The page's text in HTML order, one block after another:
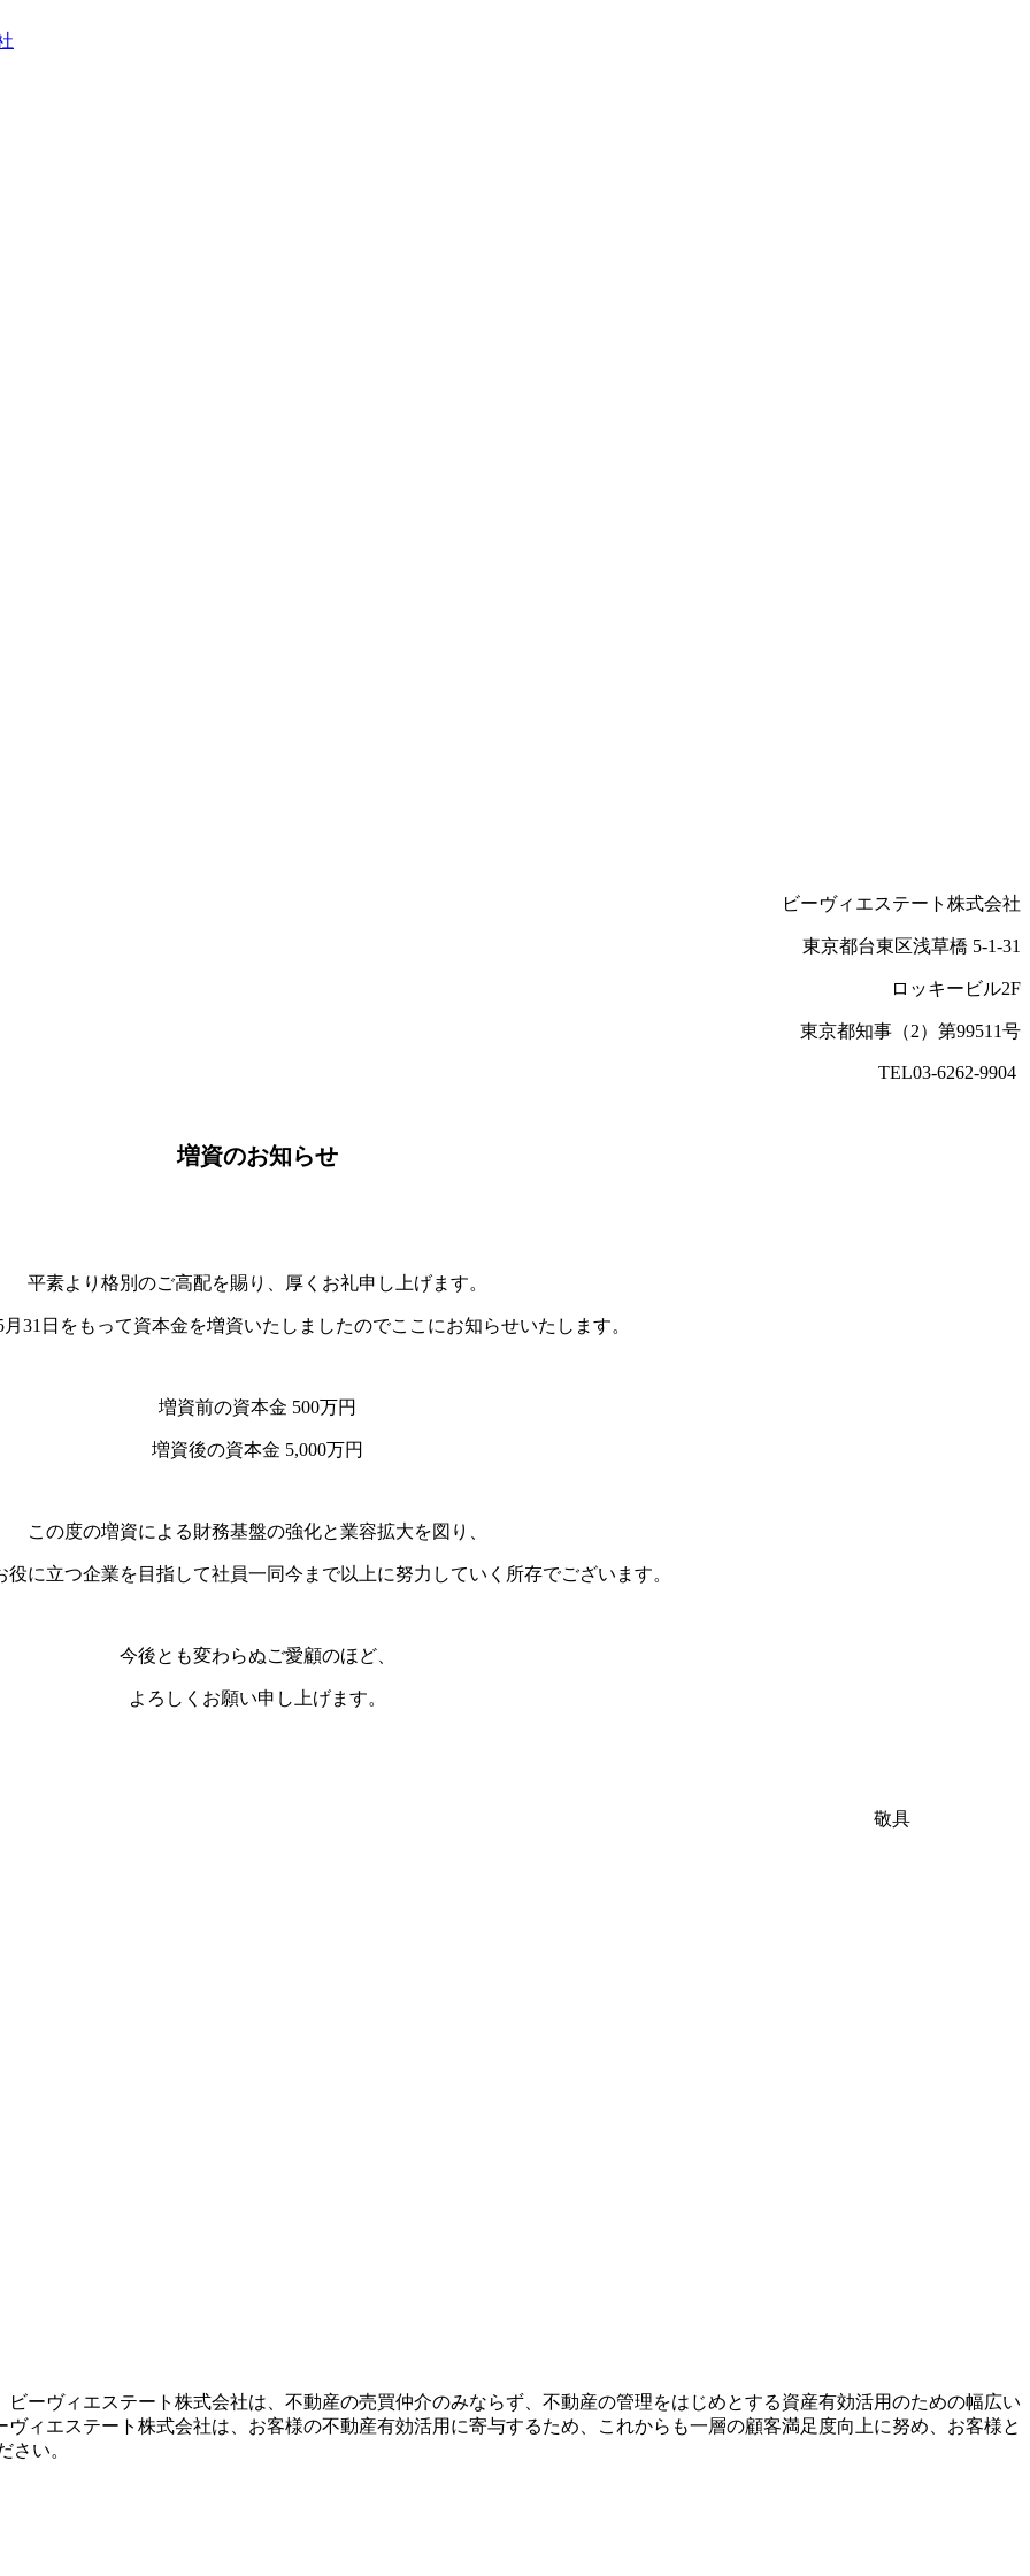
ビーヴィエステート株式会社
東京都台東区浅草橋 5-1-31
ロッキービル2F
東京都知事（2）第99511号
TEL03-6262-9904
増資のお知らせ
平素より格別のご高配を賜り、厚くお礼申し上げます。
月31日をもって資本金を増資いたしましたのでここにお知らせいたします。
増資前の資本金 500万円
増資後の資本金 5,000万円
この度の増資による財務基盤の強化と業容拡大を図り、
役に立つ企業を目指して社員一同今まで以上に努力していく所存でございます。
今後とも変わらぬご愛顧のほど、
よろしくお願い申し上げます。
敬具
ーヴィエステート株式会社は、不動産の売買仲介のみならず、不動産の管理をはじめとする資産有効活用のための幅広い
ィエステート株式会社は、お客様の不動産有効活用に寄与するため、これからも一層の顧客満足度向上に努め、お客様と
さい。